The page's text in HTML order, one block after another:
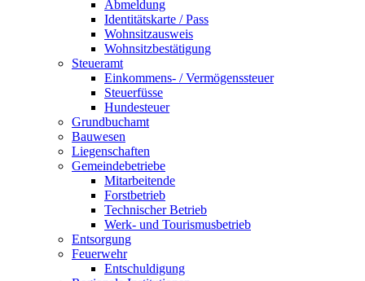
Abmeldung
Identitätskarte / Pass
Wohnsitzausweis
Wohnsitzbestätigung
Steueramt
Einkommens- / Vermögenssteuer
Steuerfüsse
Hundesteuer
Grundbuchamt
Bauwesen
Liegenschaften
Gemeindebetriebe
Mitarbeitende
Forstbetrieb
Technischer Betrieb
Werk- und Tourismusbetrieb
Entsorgung
Feuerwehr
Entschuldigung